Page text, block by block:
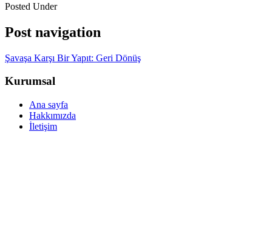
Posted Under
Post navigation
Şavaşa Karşı Bir Yapıt: Geri Dönüş
Kurumsal
Ana sayfa
Hakkımızda
İletişim